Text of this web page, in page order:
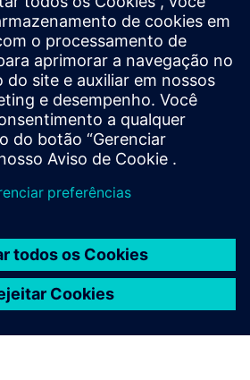
optimize utilization and
cloud administration — from the
to millions of small, high-